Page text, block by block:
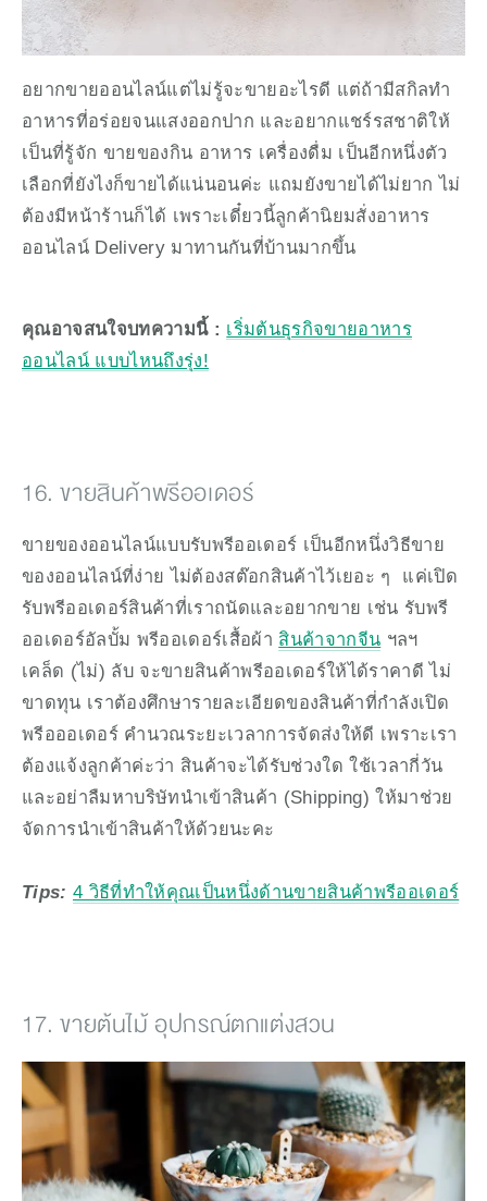
อยากขายออนไลน์แต่ไม่รู้จะขายอะไรดี แต่ถ้ามีสกิลทำ
อาหารที่อร่อยจนแสงออกปาก และอยากแชร์รสชาติให้
เป็นที่รู้จัก ขายของกิน อาหาร เครื่องดื่ม เป็นอีกหนึ่งตัว
เลือกที่ยังไงก็ขายได้แน่นอนค่ะ แถมยังขายได้ไม่ยาก ไม่
ต้องมีหน้าร้านก็ได้ เพราะเดี๋ยวนี้ลูกค้านิยมสั่งอาหาร
ออนไลน์ Delivery มาทานกันที่บ้านมากขึ้น
คุณอาจสนใจบทความนี้ : เริ่มต้นธุรกิจขายอาหาร
ออนไลน์ แบบไหนถึงรุ่ง!
16. ขายสินค้าพรีออเดอร์
ขายของออนไลน์แบบรับพรีออเดอร์ เป็นอีกหนึ่งวิธีขาย
ของออนไลน์ที่ง่าย ไม่ต้องสต๊อกสินค้าไว้เยอะ ๆ  แค่เปิด
รับพรีออเดอร์สินค้าที่เราถนัดและอยากขาย เช่น รับพรี
ออเดอร์อัลบั้ม พรีออเดอร์เสื้อผ้า สินค้าจากจีน ฯลฯ
เคล็ด (ไม่) ลับ จะขายสินค้าพรีออเดอร์ให้ได้ราคาดี ไม่
ขาดทุน เราต้องศึกษารายละเอียดของสินค้าที่กำลังเปิด
พรีอออเดอร์ คำนวณระยะเวลาการจัดส่งให้ดี เพราะเรา
ต้องแจ้งลูกค้าค่ะว่า สินค้าจะได้รับช่วงใด ใช้เวลากี่วัน
และอย่าลืมหาบริษัทนำเข้าสินค้า (Shipping) ให้มาช่วย
จัดการนำเข้าสินค้าให้ด้วยนะคะ
Tips: 4 วิธีที่ทำให้คุณเป็นหนึ่งด้านขายสินค้าพรีออเดอร์
17. ขายต้นไม้ อุปกรณ์ตกแต่งสวน